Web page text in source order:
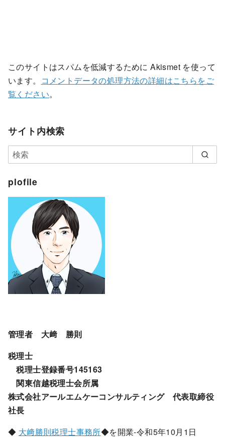
このサイトはスパムを低減するために Akismet を使って
います。
コメントデータの処理方法の詳細はこちらをご
覧ください。
サイト内検索
plofile
管理者 大﨑 勝則
税理士
税理士登録番号145163
関東信越税理士会所属
株式会社アールエムケーコンサルティング 代表取締役
社長
◆ 大﨑勝則税理士事務所◆を開業-令和5年10月1日